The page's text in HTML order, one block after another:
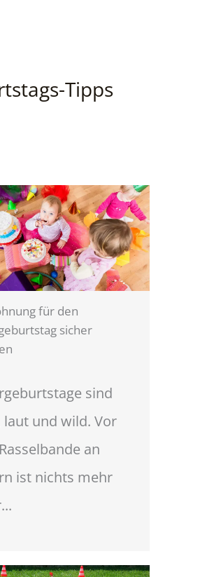
Tipps
für den
sicher
sind
laut und wild. Vor
an
ist nichts mehr